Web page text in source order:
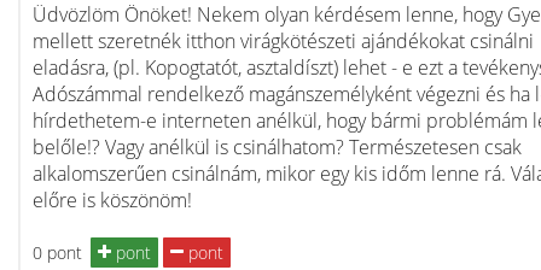
Üdvözlöm Önöket! Nekem olyan kérdésem lenne, hogy
mellett szeretnék itthon virágkötészeti ajándékokat csinálni
eladásra, (pl. Kopogtatót, asztaldíszt) lehet - e ezt a
Adószámmal rendelkező magánszemélyként végezni és ha
hírdethetem-e interneten anélkül, hogy bármi problémám
belőle!? Vagy anélkül is csinálhatom? Természetesen csak
alkalomszerűen csinálnám, mikor egy kis időm lenne rá.
előre is köszönöm!
0 pont pont pont